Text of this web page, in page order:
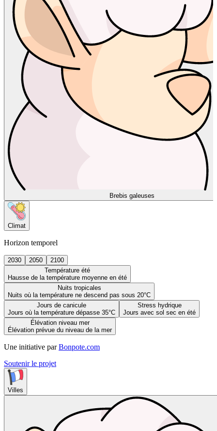
Brebis galeuses
Climat
Horizon temporel
2030 2050
2100
Température été
Hausse de la température moyenne en été
Nuits tropicales
Nuits où la température ne descend pas sous 20°C
Jours de canicule
Jours où la température dépasse 35°C
Stress hydrique
Jours avec sol sec en été
Élévation niveau mer
Élévation prévue du niveau de la mer
Une initiative par Bonpote.com
Soutenir le projet
Villes